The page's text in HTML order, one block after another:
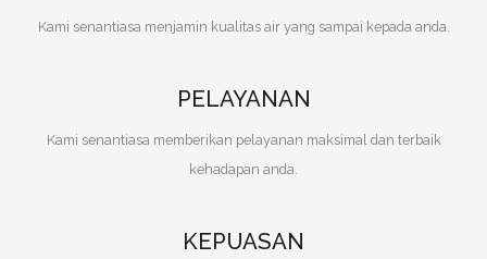
Kami senantiasa menjamin kualitas air yang sampai kepada anda.
PELAYANAN
Kami senantiasa memberikan pelayanan maksimal dan terbaik
kehadapan anda.
KEPUASAN